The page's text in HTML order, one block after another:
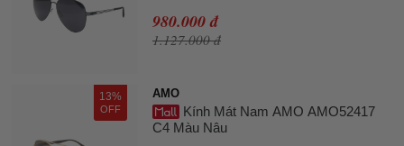
980.000 đ
1.127.000 đ
13%
OFF
AMO
Kính Mát Nam AMO AMO52417
C4 Màu Nâu